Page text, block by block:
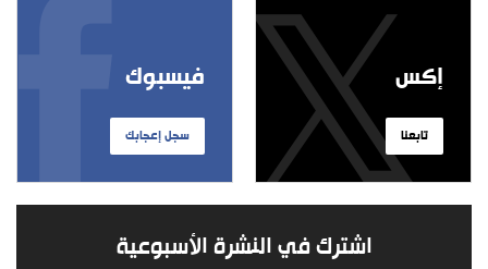
فيسبوك
سجل إعجابك
إكس
تابعنا
اشترك في النشرة الأسبوعية